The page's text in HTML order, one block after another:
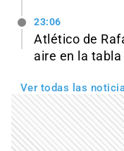
23:06
Atlético de
aire en la tabla
Ver todas las